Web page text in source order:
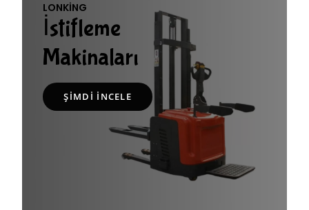
LONKING
İstifleme
Makinaları
ŞIMDI İNCELE